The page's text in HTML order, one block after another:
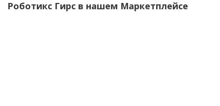
Роботикс Гирс в нашем Маркетплейсе